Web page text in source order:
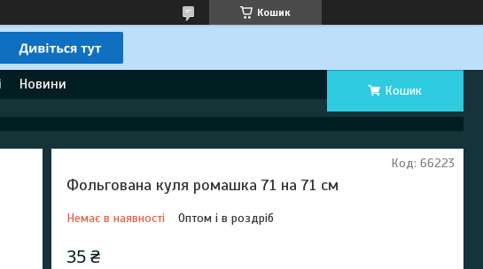
Кошик
Новини Кошик
Фольгована куля ромашка 71 на 71 см
Немає в наявності Оптом і в роздріб
Код: 66223
35 ₴